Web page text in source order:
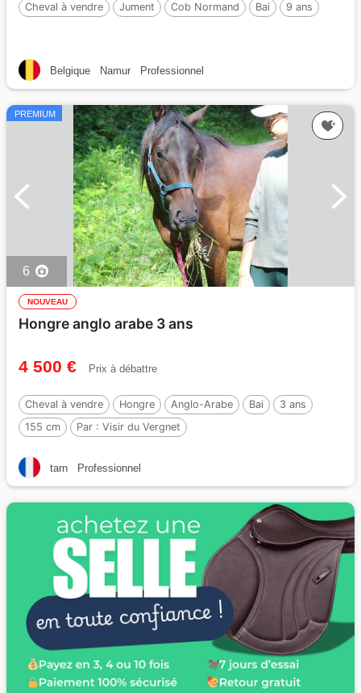
Cheval à vendre Jument Cob Normand Bai 9 ans
Belgique Namur Professionnel
PREMIUM
6
NOUVEAU
Hongre anglo arabe 3 ans
4 500 € Prix à débattre
Cheval à vendre Hongre Anglo-Arabe Bai
3 ans
155 cm
Par : Visir du Vergnet
tarn Professionnel